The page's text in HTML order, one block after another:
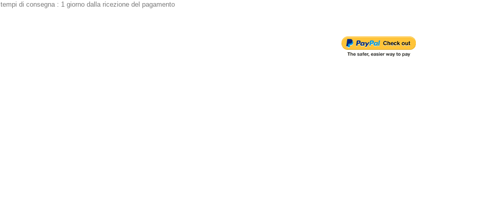
tempi di consegna : 1 giorno dalla ricezione del pagamento